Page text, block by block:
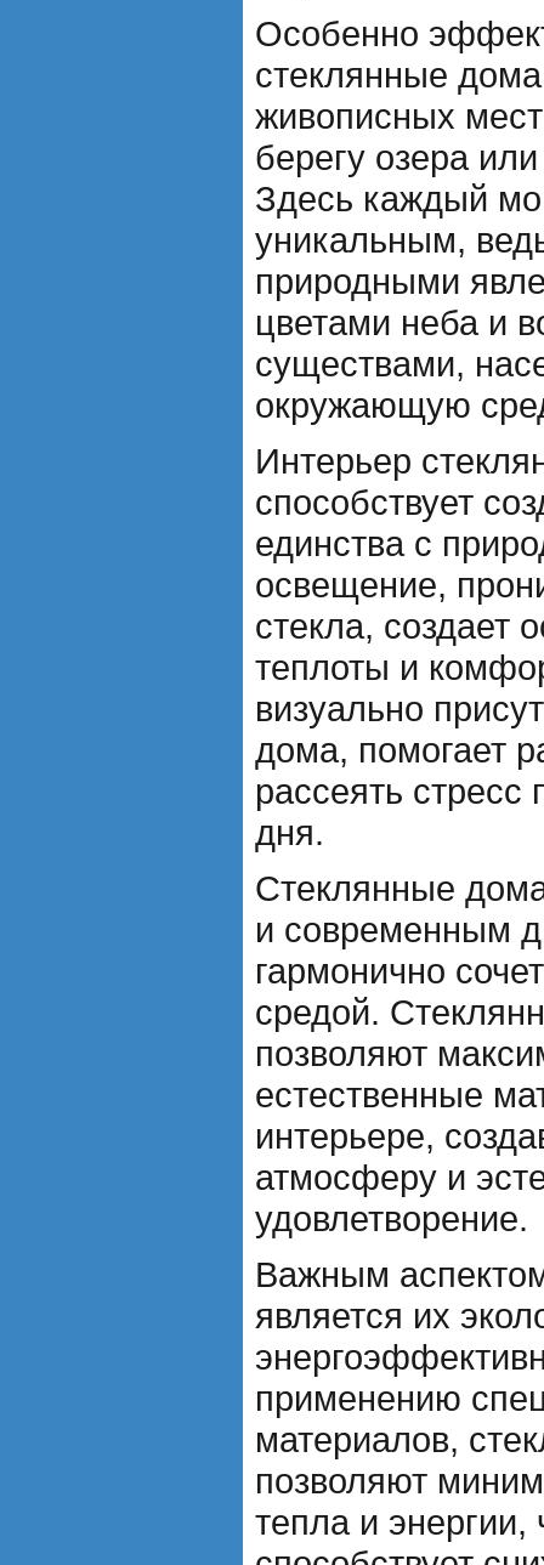
Особенно
стеклянные
живописных
берегу озера
Здесь каждый
уникальным,
природными
цветами неба и
существами,
окружающую
Интерьер
способствует
единства с
освещение,
стекла, создает
теплоты и
визуально
дома, помогает
рассеять стресс
дня.
Стеклянные
и современным
гармонично
средой.
позволяют
естественные
интерьере,
атмосферу и
удовлетворение.
Важным
является их
применению
материалов,
позволяют
тепла и энергии,